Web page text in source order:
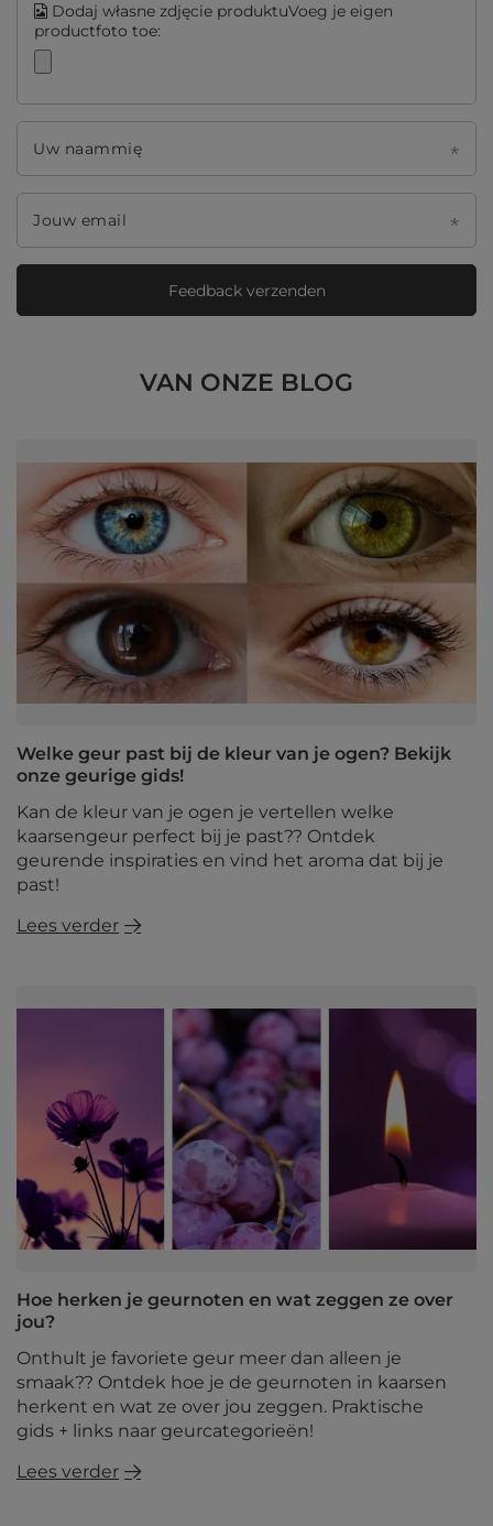
Dodaj własne zdjęcie produktuVoeg je eigen
productfoto toe:
Uw naammię
Jouw email
Feedback verzenden
VAN ONZE BLOG
Welke geur past bij de kleur van je ogen? Bekijk
onze geurige gids!
Kan de kleur van je ogen je vertellen welke
kaarsengeur perfect bij je past?? Ontdek
geurende inspiraties en vind het aroma dat bij je
past!
Lees verder
Hoe herken je geurnoten en wat zeggen ze over
jou?
Onthult je favoriete geur meer dan alleen je
smaak?? Ontdek hoe je de geurnoten in kaarsen
herkent en wat ze over jou zeggen. Praktische
gids + links naar geurcategorieën!
Lees verder